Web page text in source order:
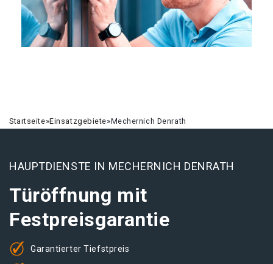
Startseite»Einsatzgebiete»Mechernich Denrath
HAUPTDIENSTE IN MECHERNICH DENRATH
Türöffnung mit
Festpreisgarantie
Garantierter Tiefstpreis